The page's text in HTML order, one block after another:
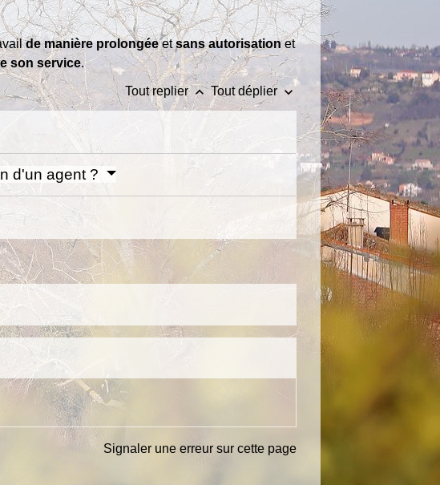
de manière prolongéeetsans autorisationet
son service.
Tout replierkeyboard_arrow_up Tout déplier keyboard_arrow_down
d'un agent ?
Signaler une erreur sur cette page